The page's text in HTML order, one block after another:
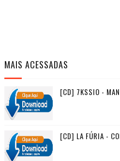
MAIS ACESSADAS
[CD] 7KSSIO -
[CD] LA FÚRIA -